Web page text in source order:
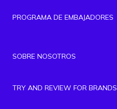
PROGRAMA DE EMBAJADORES
SOBRE NOSOTROS
TRY AND REVIEW FOR BRANDS